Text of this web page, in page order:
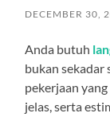
DECEMBER 30,
Anda butuh
bukan sekadar
pekerjaan
jelas, serta